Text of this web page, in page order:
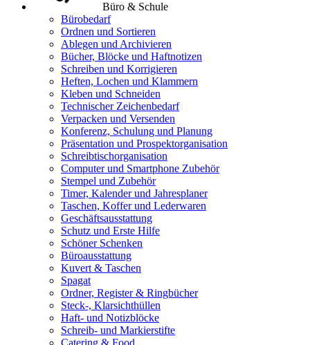
Büro & Schule
Bürobedarf
Ordnen und Sortieren
Ablegen und Archivieren
Bücher, Blöcke und Haftnotizen
Schreiben und Korrigieren
Heften, Lochen und Klammern
Kleben und Schneiden
Technischer Zeichenbedarf
Verpacken und Versenden
Konferenz, Schulung und Planung
Präsentation und Prospektorganisation
Schreibtischorganisation
Computer und Smartphone Zubehör
Stempel und Zubehör
Timer, Kalender und Jahresplaner
Taschen, Koffer und Lederwaren
Geschäftsausstattung
Schutz und Erste Hilfe
Schöner Schenken
Büroausstattung
Kuvert & Taschen
Spagat
Ordner, Register & Ringbücher
Steck-, Klarsichthüllen
Haft- und Notizblöcke
Schreib- und Markierstifte